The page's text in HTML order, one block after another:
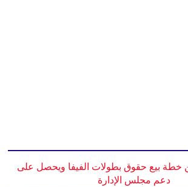
عن خطة بيع حقوق بطولات الفيفا ويحصل على
دعم مجلس الإدارة